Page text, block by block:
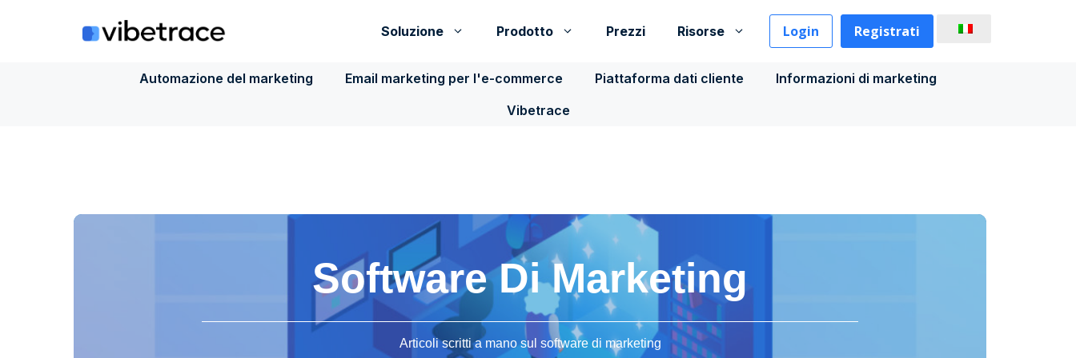
Soluzione Prodotto Prezzi Risorse Login Registrati
Automazione del marketing Email marketing per l'e-commerce Piattaforma dati cliente
Informazioni di marketing
Vibetrace
Software Di Marketing
Articoli scritti a mano sul software di marketing